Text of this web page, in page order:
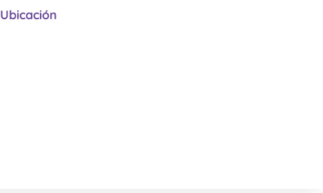
Ubicación